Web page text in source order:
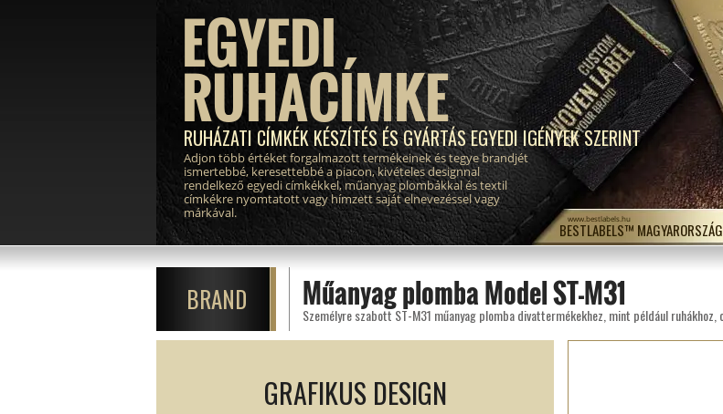
BESTLABELS™ MAGYARORSZÁG
www.bestlabels.hu
EGYEDI
RUHACÍMKE
RUHÁZATI CÍMKÉK KÉSZÍTÉS ÉS GYÁRTÁS EGYEDI IGÉNYEK SZERINT
Adjon több értéket forgalmazott termékeinek és tegye brandjét
ismertebbé, keresettebbé a piacon, kivételes designnal
rendelkező egyedi címkékkel, műanyag plombákkal és textil
címkékre nyomtatott vagy hímzett saját elnevezéssel vagy
márkával.
BRAND Műanyag plomba Model ST-M31
GRAFIKUS DESIGN